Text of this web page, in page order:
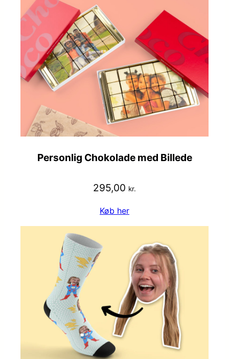
Personlig Chokolade med Billede
295,00 kr.
Køb her